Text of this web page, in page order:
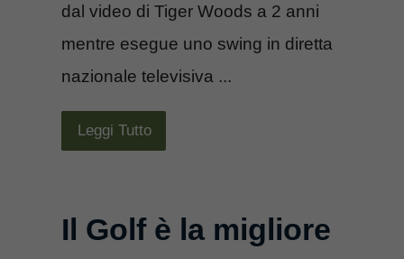
dal video di Tiger Woods a 2 anni
mentre esegue uno swing in diretta
nazionale televisiva ...
Leggi Tutto
Il Golf è la migliore